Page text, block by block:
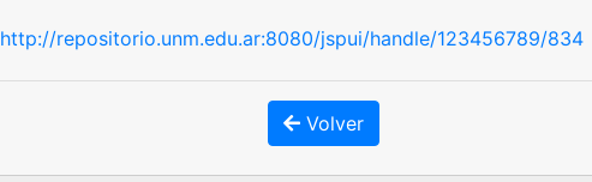
http://repositorio.unm.edu.ar:8080/jspui/handle/123456789/834
Volver